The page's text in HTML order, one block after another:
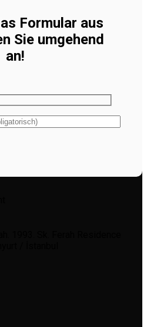
Formular aus
Sie umgehend
an!